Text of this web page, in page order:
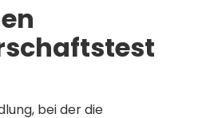
bei der die